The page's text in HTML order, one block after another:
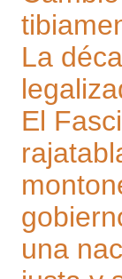
La
El
una